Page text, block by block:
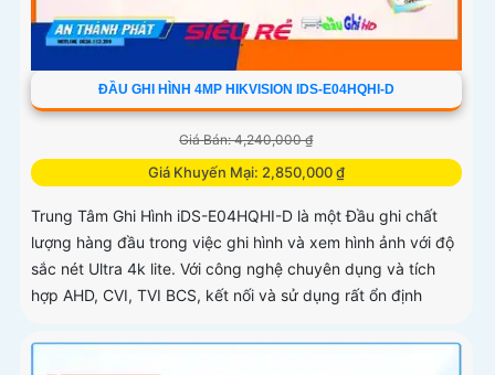
ĐẦU GHI HÌNH 4MP HIKVISION IDS-E04HQHI-D
Giá Bán: 4,240,000 ₫
Giá Khuyến Mại: 2,850,000 ₫
Trung Tâm Ghi Hình iDS-E04HQHI-D là một Đầu ghi chất
lượng hàng đầu trong việc ghi hình và xem hình ảnh với độ
sắc nét Ultra 4k lite. Với công nghệ chuyên dụng và tích
hợp AHD, CVI, TVI BCS, kết nối và sử dụng rất ổn định